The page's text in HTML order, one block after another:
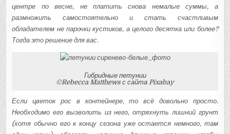
центре по весне, не платить снова немалые суммы, а
размножить самостоятельно и стать счастливым
обладателем не парочки кустиков, а целого десятка или более?
Тогда это решение для вас.
Гибридные петунии
©Rebecca Matthews с сайта Pixabay
Если цветок рос в контейнере, то всё довольно просто.
Необходимо его вызволить из него, отряхнуть лишний грунт
(хотя обычно его к концу сезона уже остается немного, там